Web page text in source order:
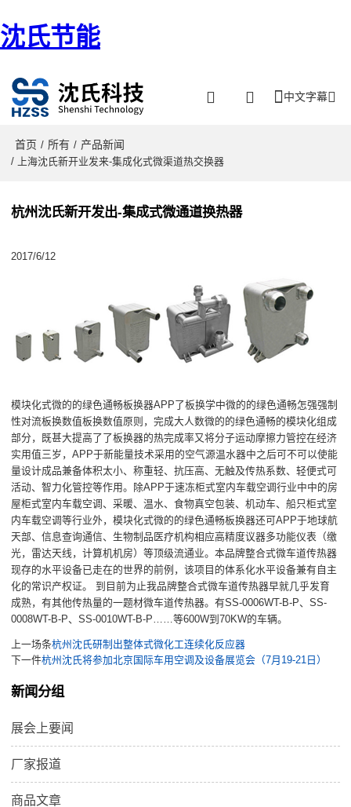
沈氏节能
中文字幕
首页 / 所有 / 产品新闻
/ 上海沈氏新开业发来-集成化式微渠道热交换器
杭州沈氏新开发出-集成式微通道换热器
2017/6/12
模块化式微的的绿色通畅板换器APP了板换学中微的的绿色通畅怎强强制
性对流板换数值板换数值原则，完成大人数微的的绿色通畅的模块化组成
部分，既甚大提高了了板换器的热完成率又将分子运动摩擦力管控在经济
实用值三岁，APP于新能量技术采用的空气源温水器中之后可不可以使能
量设计成品兼备体积太小、称重轻、抗压高、无触及传热系数、轻便式可
活动、智力化管控等作用。除APP于速冻柜式室内车载空调行业中中的房
屋柜式室内车载空调、采暖、温水、食物真空包装、机动车、船只柜式室
内车载空调等行业外，模块化式微的的绿色通畅板换器还可APP于地球航
天部、信息查询通信、生物制品医疗机构相应高精度议器多功能仪表（缴
光，雷达天线，计算机机房）等顶级流通业。本品牌整合式微车道传热器
现存的水平设备已走在的世界的前例，该项目的体系化水平设备兼有自主
化的常识产权证。 到目前为止我品牌整合式微车道传热器早就几乎发育
成熟，有其他传热量的一题材微车道传热器。有SS-0006WT-B-P、SS-
0008WT-B-P、SS-0010WT-B-P……等600W到70KW的车辆。
上一场条杭州沈氏研制出整体式微化工连续化反应器
下一件杭州沈氏将参加北京国际车用空调及设备展览会（7月19-21日）
新闻分组
展会上要闻
厂家报道
商品文章